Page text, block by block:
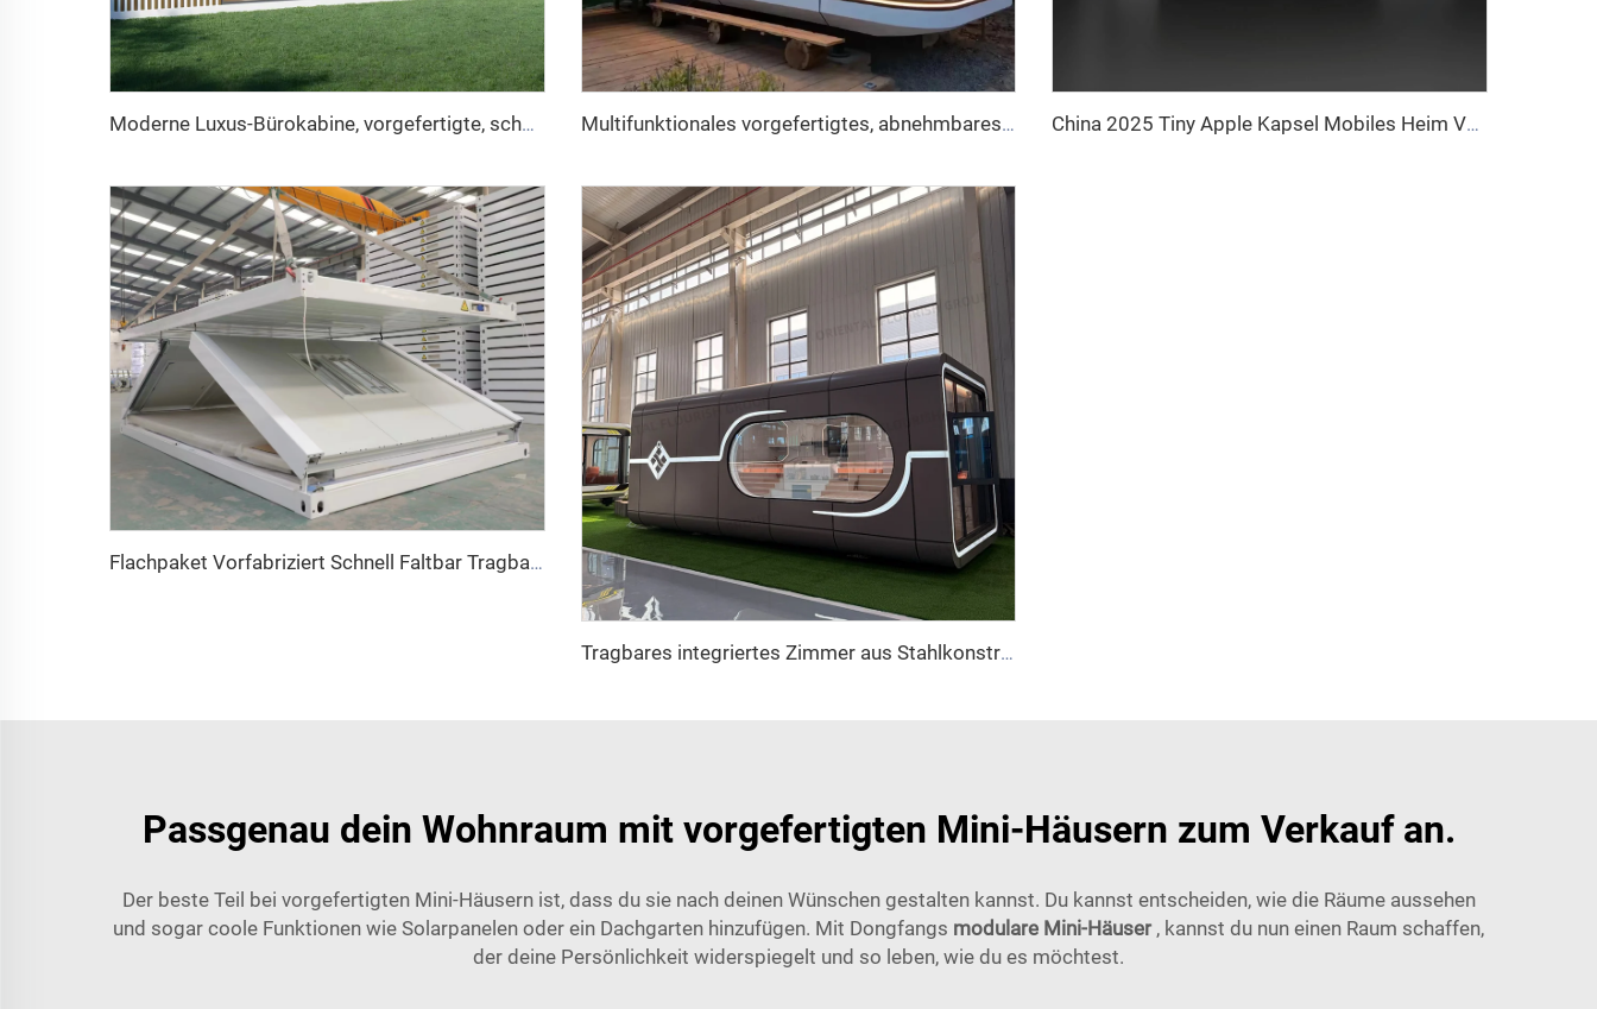
Moderne Luxus-Bürokabine, vorgefertigte, schalldichte Arbeitskabine, Aluminiumrahmen im chinesischen Stil für Hotels, Häuser, inspiriert von Apple Cabin Multifunktionales vorgefertigtes, abnehmbares Containerhaus, Apfelkapselhaus, Bürohotel, kleines Hüttenhaus China 2025 Tiny Apple Kapsel Mobiles Heim Vorfabriziertes Cabinett mit Küche und Bad für Hotels und Bed & Breakfasts
Flachpaket Vorfabriziert Schnell Faltbar Tragbar Modul 20ft 40ft Faltbares Mobiles Container Mini Haus Häuser
Tragbares integriertes Zimmer aus Stahlkonstruktion, vorgefertigtes Haus im Space-Capsule-Stil, inspiriertes Gästehaus für Sehenswürdigkeiten und Campingplätze
Passgenau dein Wohnraum mit vorgefertigten Mini-Häusern zum Verkauf an.
Der beste Teil bei vorgefertigten Mini-Häusern ist, dass du sie nach deinen Wünschen gestalten kannst. Du kannst entscheiden, wie die Räume aussehen
und sogar coole Funktionen wie Solarpanelen oder ein Dachgarten hinzufügen. Mit Dongfangs modulare Mini-Häuser , kannst du nun einen Raum schaffen,
der deine Persönlichkeit widerspiegelt und so leben, wie du es möchtest.